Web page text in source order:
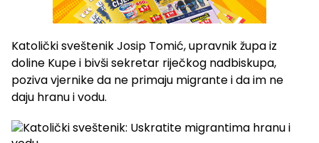
Katolički sveštenik Josip Tomić, upravnik župa iz
doline Kupe i bivši sekretar riječkog nadbiskupa,
poziva vjernike da ne primaju migrante i da im ne
daju hranu i vodu.